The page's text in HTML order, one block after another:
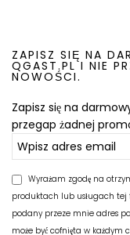
ZAPISZ SIĘ NA
QGAST.PL I NIE
NOWOŚCI.
Zapisz się na
przegap żadnej
Wyrażam zgodę na
produktach lub usługach tej
podany przeze mnie adres
może być cofnięta w każdym